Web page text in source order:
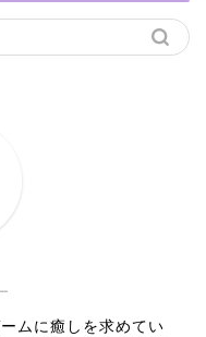
ムに癒しを求めてい